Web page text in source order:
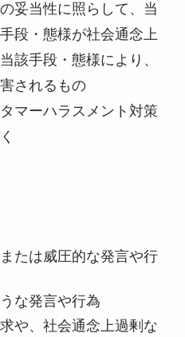
妥当性に照らして、当
段・態様が社会通念上
該手段・態様により、
されるもの
マーハラスメント対策
たは威圧的な発言や行
な発言や行為
や、社会通念上過剰な